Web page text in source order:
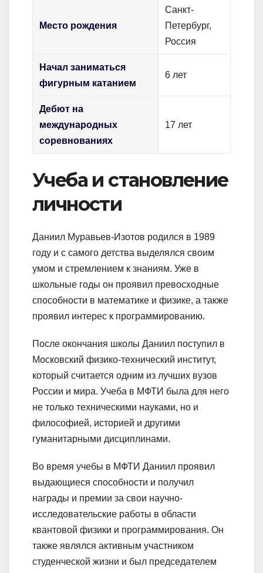
Место рождения
Санкт-
Петербург,
Россия
Начал заниматься
фигурным катанием
6 лет
Дебют на
международных
соревнованиях
17 лет
Учеба и становление
личности
Даниил Муравьев-Изотов родился в 1989
году и с самого детства выделялся своим
умом и стремлением к знаниям. Уже в
школьные годы он проявил превосходные
способности в математике и физике, а также
проявил интерес к программированию.
После окончания школы Даниил поступил в
Московский физико-технический институт,
который считается одним из лучших вузов
России и мира. Учеба в МФТИ была для него
не только техническими науками, но и
философией, историей и другими
гуманитарными дисциплинами.
Во время учебы в МФТИ Даниил проявил
выдающиеся способности и получил
награды и премии за свои научно-
исследовательские работы в области
квантовой физики и программирования. Он
также являлся активным участником
студенческой жизни и был председателем